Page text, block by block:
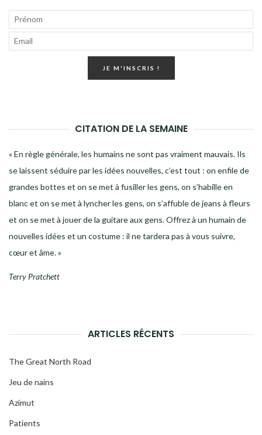
JE M'INSCRIS !
CITATION DE LA SEMAINE
« En règle générale, les humains ne sont pas vraiment mauvais. Ils
se laissent séduire par les idées nouvelles, c’est tout : on enfile de
grandes bottes et on se met à fusiller les gens, on s’habille en
blanc et on se met à lyncher les gens, on s’affuble de jeans à fleurs
et on se met à jouer de la guitare aux gens. Offrez à un humain de
nouvelles idées et un costume : il ne tardera pas à vous suivre,
cœur et âme. »
Terry Pratchett
ARTICLES RÉCENTS
The Great North Road
Jeu de nains
Azimut
Patients